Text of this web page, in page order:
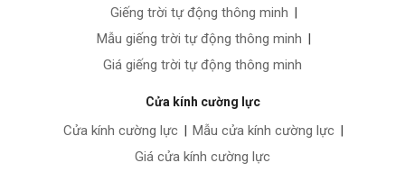
Giếng trời tự động thông minh |
Mẫu giếng trời tự động thông minh |
Giá giếng trời tự động thông minh
Cửa kính cường lực
Cửa kính cường lực | Mẫu cửa kính cường lực |
Giá cửa kính cường lực